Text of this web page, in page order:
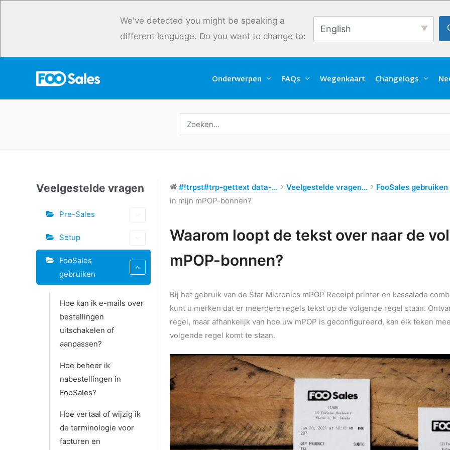
We've detected you might be speaking a
different language. Do you want to change to:
English
Onderwerpen FAQs Wegenkaart Changelogs
naar:
Veelgestelde vragen
Pre-Sales
Setup
FooSales
gebruiken
Hoe kan ik e-mails over
bestellingen
uitschakelen of
aanpassen?
Hoe beheer ik
nabestellingen in
FooSales?
Hoe vertaal of wijzig ik
de terminologie voor
facturen en
#!trpst#trp-gettext data-... Veelgestelde vragen... FooSales gebruiken
in mijn mPOP-bonnen?
Waarom loopt de tekst over naar de
mPOP-bonnen?
Bij het gebruik van de Star Micronics mPOP Receipt printer en kassalade
kunt u merken dat er meerdere regels tekst op de volgende regel staan.
regel, maar afhankelijk van hoe uw mPOP is geconfigureerd, kan elk teken
volgende regel komt te staan.
Tags
navigatie